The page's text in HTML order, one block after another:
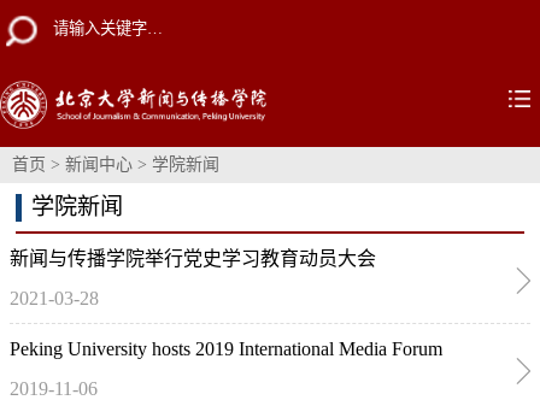
首页 > 新闻中心 > 学院新闻
学院新闻
新闻与传播学院举行党史学习教育动员大会
2021-03-28
Peking University hosts 2019 International Media Forum
2019-11-06